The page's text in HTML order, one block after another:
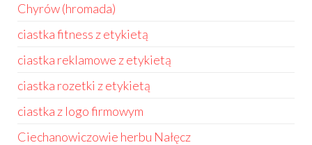
Chyrów (hromada)
ciastka fitness z etykietą
ciastka reklamowe z etykietą
ciastka rozetki z etykietą
ciastka z logo firmowym
Ciechanowiczowie herbu Nałęcz